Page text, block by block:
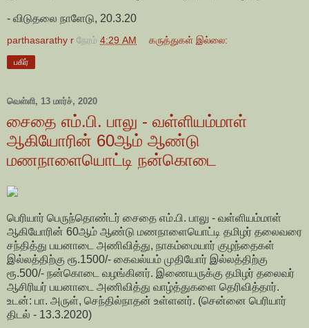
- விடுதலை நாளேடு, 20.3.20
parthasarathy r நேரம் 4:29 AM கருத்துகள் இல்லை:
பகிர்
வெள்ளி, 13 மார்ச், 2020
சைதை எம்.பி. பாலு - வள்ளியம்மாள்
ஆகியோரின் 60ஆம் ஆண்டு
மணநாளையொட்டி நன்கொடை
பெரியார் பெருந்தொண்டர் சைதை எம்.பி. பாலு - வள்ளியம்மாள்
ஆகியோரின் 60ஆம் ஆண்டு மணநாளையொட்டி தமிழர் தலைவரை
சந்தித்து பயனாடை அணிவித்து, நாகம்மையார் குழந்தைகள்
இல்லத்திற்கு ரூ.1500/- கைவல்யம் முதியோர் இல்லத்திற்கு
ரூ.500/- நன்கொடை வழங்கினர். இணையருக்கு தமிழர் தலைவர்
ஆசிரியர் பயனாடை அணிவித்து வாழ்த்துகளை தெரிவித்தார்.
உடன்: பா. அருள், செந்தில்நாதன் உள்ளனர். (சென்னை பெரியார்
திடல் - 13.3.2020)